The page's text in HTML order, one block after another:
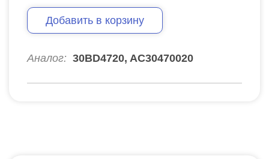
Добавить в корзину
Аналог: 30BD4720, AC30470020